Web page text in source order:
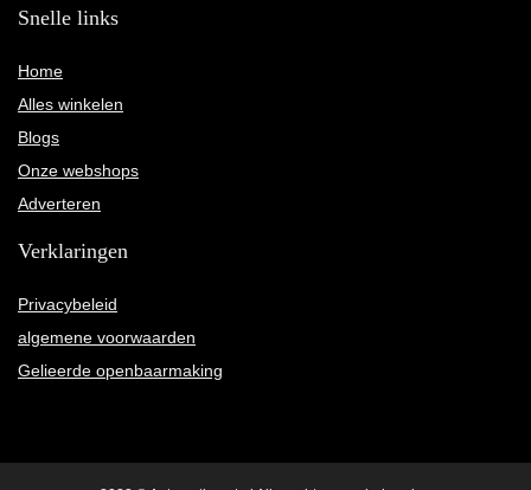
Snelle links
Home
Alles winkelen
Blogs
Onze webshops
Adverteren
Verklaringen
Privacybeleid
algemene voorwaarden
Gelieerde openbaarmaking